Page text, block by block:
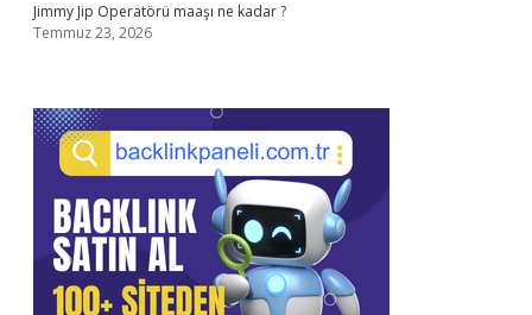
Jimmy Jip Operatörü maaşı ne kadar ?
Temmuz 23, 2026